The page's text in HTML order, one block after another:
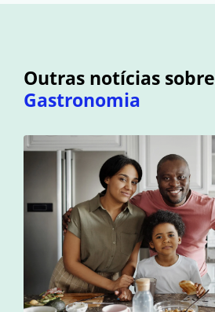
Outras notícias sobre
Gastronomia